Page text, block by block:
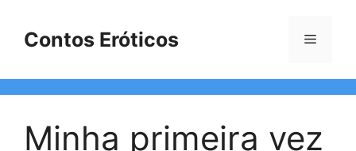
Contos Eróticos Menu
Minha primeira vez